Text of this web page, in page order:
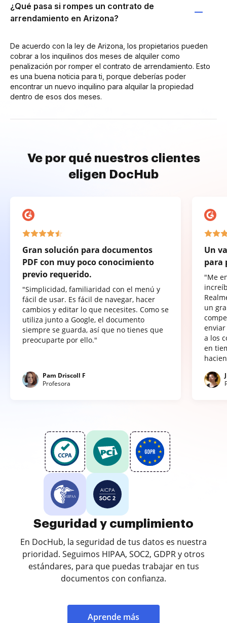
¿Qué pasa si rompes un contrato de
arrendamiento en Arizona?
De acuerdo con la ley de Arizona, los propietarios pueden
cobrar a los inquilinos dos meses de alquiler como
penalización por romper el contrato de arrendamiento. Esto
es una buena noticia para ti, porque deberías poder
encontrar un nuevo inquilino para alquilar la propiedad
dentro de esos dos meses.
Ve por qué nuestros clientes
eligen DocHub
Gran solución para documentos
PDF con muy poco conocimiento
previo requerido.
"Simplicidad, familiaridad con el menú y
fácil de usar. Es fácil de navegar, hacer
cambios y editar lo que necesites. Como se
utiliza junto a Google, el documento
siempre se guarda, así que no tienes que
preocuparte por ello."
Pam Driscoll F
Profesora
Un
para
"Me
un
a los
en
Seguridad y cumplimiento
En DocHub, la seguridad de tus datos es nuestra
prioridad. Seguimos HIPAA, SOC2, GDPR y otros
estándares, para que puedas trabajar en tus
documentos con confianza.
Aprende más